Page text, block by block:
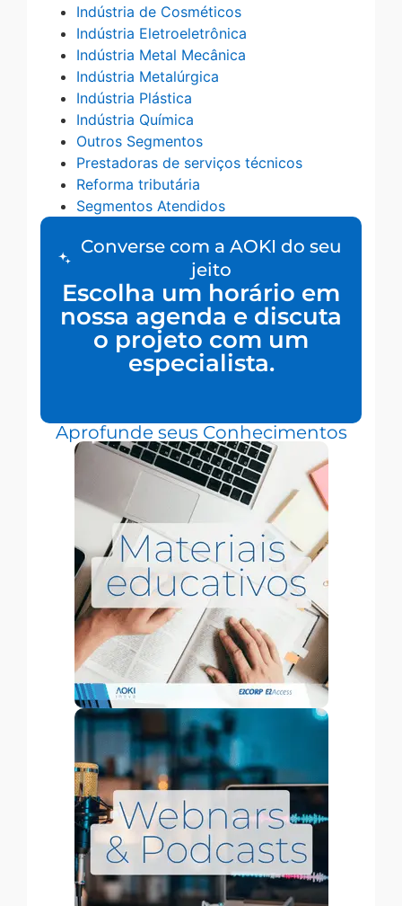
Indústria de Cosméticos
Indústria Eletroeletrônica
Indústria Metal Mecânica
Indústria Metalúrgica
Indústria Plástica
Indústria Química
Outros Segmentos
Prestadoras de serviços técnicos
Reforma tributária
Segmentos Atendidos
Converse com a AOKI do seu
jeito
Escolha um horário em
nossa agenda e discuta
o projeto com um
especialista.
Aprofunde seus Conhecimentos